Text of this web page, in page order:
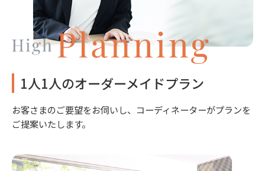
1人1人のオーダーメイドプラン
お客さまのご要望をお伺いし、コーディネーターがプランを
ご提案いたします。